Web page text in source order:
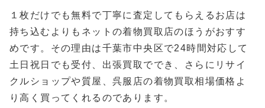
１枚だけでも無料で丁寧に査定してもらえるお店は
持ち込むよりもネットの着物買取店のほうがおすす
めです。その理由は千葉市中央区で24時間対応して
土日祝日でも受付、出張買取ででき、さらにリサイ
クルショップや質屋、呉服店の着物買取相場価格よ
り高く買ってくれるのであります。